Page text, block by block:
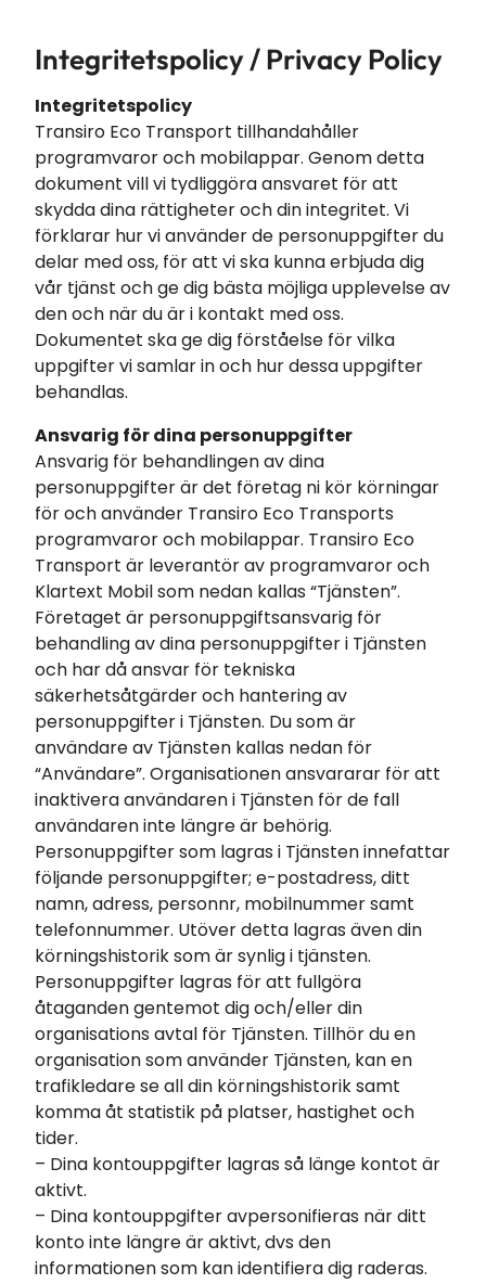
Integritetspolicy / Privacy Policy
Integritetspolicy
Transiro Eco Transport tillhandahåller
programvaror och mobilappar. Genom detta
dokument vill vi tydliggöra ansvaret för att
skydda dina rättigheter och din integritet. Vi
förklarar hur vi använder de personuppgifter du
delar med oss, för att vi ska kunna erbjuda dig
vår tjänst och ge dig bästa möjliga upplevelse av
den och när du är i kontakt med oss.
Dokumentet ska ge dig förståelse för vilka
uppgifter vi samlar in och hur dessa uppgifter
behandlas.
Ansvarig för dina personuppgifter
Ansvarig för behandlingen av dina
personuppgifter är det företag ni kör körningar
för och använder Transiro Eco Transports
programvaror och mobilappar. Transiro Eco
Transport är leverantör av programvaror och
Klartext Mobil som nedan kallas “Tjänsten”.
Företaget är personuppgiftsansvarig för
behandling av dina personuppgifter i Tjänsten
och har då ansvar för tekniska
säkerhetsåtgärder och hantering av
personuppgifter i Tjänsten. Du som är
användare av Tjänsten kallas nedan för
“Användare”. Organisationen ansvararar för att
inaktivera användaren i Tjänsten för de fall
användaren inte längre är behörig.
Personuppgifter som lagras i Tjänsten innefattar
följande personuppgifter; e-postadress, ditt
namn, adress, personnr, mobilnummer samt
telefonnummer. Utöver detta lagras även din
körningshistorik som är synlig i tjänsten.
Personuppgifter lagras för att fullgöra
åtaganden gentemot dig och/eller din
organisations avtal för Tjänsten. Tillhör du en
organisation som använder Tjänsten, kan en
trafikledare se all din körningshistorik samt
komma åt statistik på platser, hastighet och
tider.
– Dina kontouppgifter lagras så länge kontot är
aktivt.
– Dina kontouppgifter avpersonifieras när ditt
konto inte längre är aktivt, dvs den
informationen som kan identifiera dig raderas.